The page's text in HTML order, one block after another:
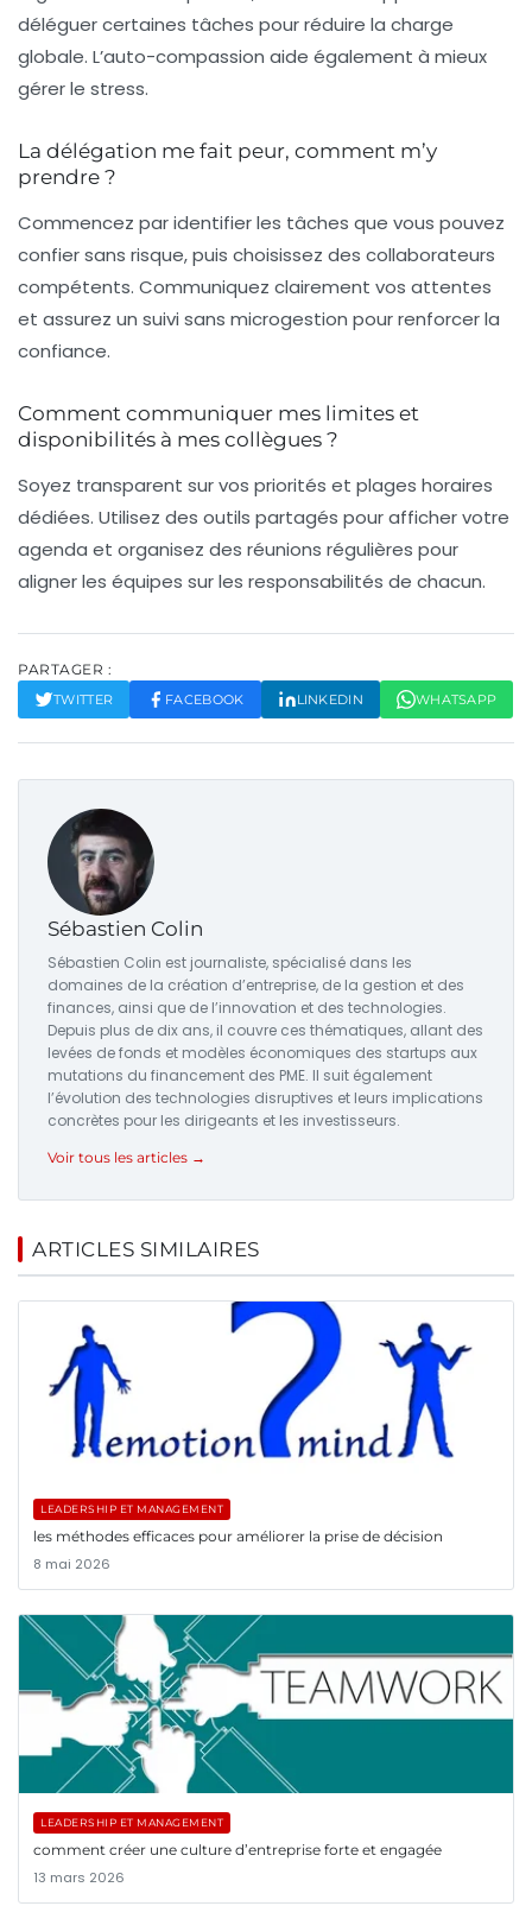
déléguer certaines tâches pour réduire la charge
globale. L’auto-compassion aide également à mieux
gérer le stress.
La délégation me fait peur, comment m’y
prendre ?
Commencez par identifier les tâches que vous pouvez
confier sans risque, puis choisissez des collaborateurs
compétents. Communiquez clairement vos attentes
et assurez un suivi sans microgestion pour renforcer la
confiance.
Comment communiquer mes limites et
disponibilités à mes collègues ?
Soyez transparent sur vos priorités et plages horaires
dédiées. Utilisez des outils partagés pour afficher votre
agenda et organisez des réunions régulières pour
aligner les équipes sur les responsabilités de chacun.
PARTAGER :
TWITTER FACEBOOK LINKEDIN WHATSAPP
Sébastien Colin
Sébastien Colin est journaliste, spécialisé dans les
domaines de la création d’entreprise, de la gestion et des
finances, ainsi que de l’innovation et des technologies.
Depuis plus de dix ans, il couvre ces thématiques, allant des
levées de fonds et modèles économiques des startups aux
mutations du financement des PME. Il suit également
l’évolution des technologies disruptives et leurs implications
concrètes pour les dirigeants et les investisseurs.
Voir tous les articles →
ARTICLES SIMILAIRES
LEADERSHIP ET MANAGEMENT
les méthodes efficaces pour améliorer la prise de décision
8 mai 2026
LEADERSHIP ET MANAGEMENT
comment créer une culture d’entreprise forte et engagée
13 mars 2026